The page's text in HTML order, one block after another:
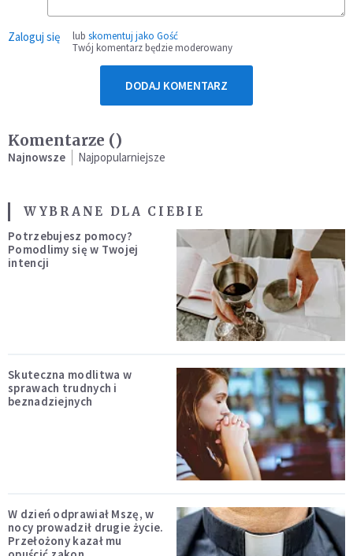
Zaloguj się lub skomentuj jako Gość
Twój komentarz będzie moderowany
DODAJ KOMENTARZ
Komentarze ()
Najnowsze Najpopularniejsze
WYBRANE DLA CIEBIE
Potrzebujesz pomocy?
Pomodlimy się w Twojej
intencji
Skuteczna modlitwa w
sprawach trudnych i
beznadziejnych
W dzień odprawiał Mszę, w
nocy prowadził drugie życie.
Przełożony kazał mu